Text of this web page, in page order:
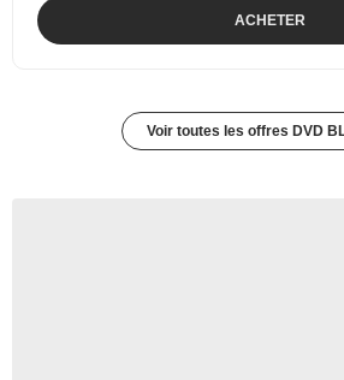
ACHETER
Voir toutes les offres DVD